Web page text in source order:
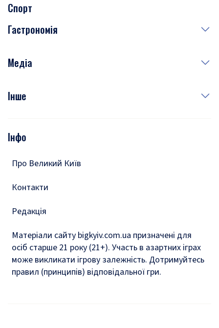
Завтра
Субота
Медицина
Краса
Спорт
Гастрономія
Рецепти
Медіа
Фото
Подкасти
Інше
Тести
Інфо
Про Великий Київ
Контакти
Редакція
Матеріали сайту bigkyiv.com.ua призначені для
осіб старше 21 року (21+). Участь в азартних іграх
може викликати ігрову залежність. Дотримуйтесь
правил (принципів) відповідальної гри.